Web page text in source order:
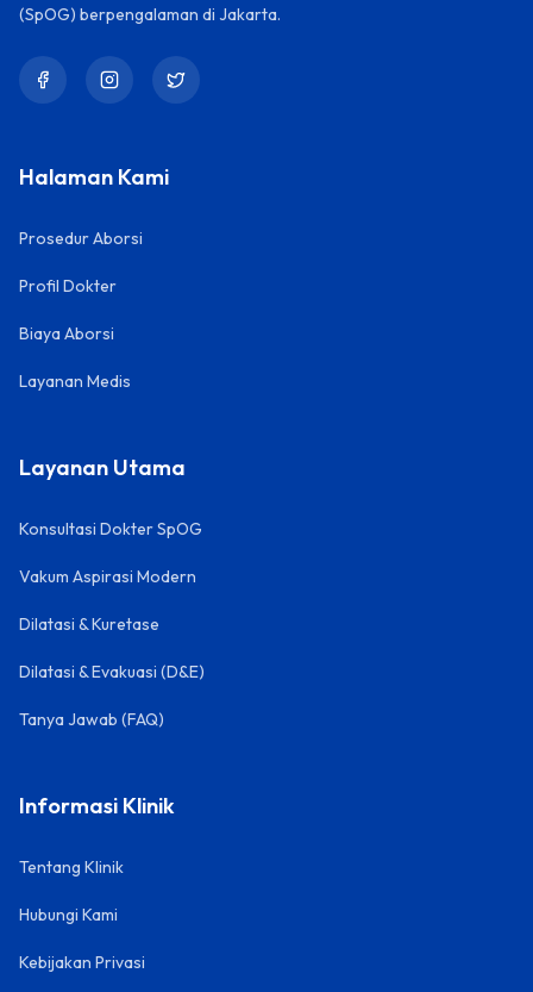
(SpOG) berpengalaman di Jakarta.
Halaman Kami
Prosedur Aborsi
Profil Dokter
Biaya Aborsi
Layanan Medis
Layanan Utama
Konsultasi Dokter SpOG
Vakum Aspirasi Modern
Dilatasi & Kuretase
Dilatasi & Evakuasi (D&E)
Tanya Jawab (FAQ)
Informasi Klinik
Tentang Klinik
Hubungi Kami
Kebijakan Privasi